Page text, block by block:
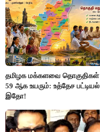
தமிழக மக்களவை தொகுதிகள்
59 ஆக உயரும்: உத்தேச பட்டியல்
இதோ!